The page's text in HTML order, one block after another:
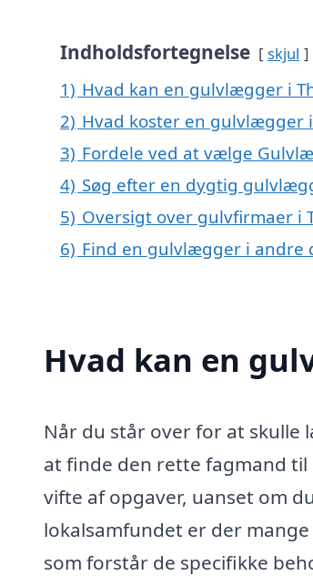
Indholdsfortegnelse skjul
1) Hvad kan en gulvlægger i
2) Hvad koster en gulvlægger
3) Fordele ved at vælge
4) Søg efter en dygtig
5) Oversigt over gulvfirmaer i
6) Find en gulvlægger i andre
Hvad kan en
Når du står over for at skulle
at finde den rette fagmand
vifte af opgaver, uanset om
lokalsamfundet er der
som forstår de specifikke